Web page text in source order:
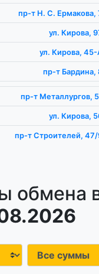
пр-т Н. С. Ермакова,
ул. Кирова,
ул. Кирова,
пр-т Бардина,
пр-т Металлургов,
ул. Кирова,
пр-т Строителей,
обмена